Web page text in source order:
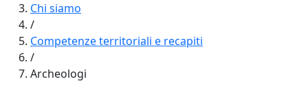
Chi siamo
/
Competenze territoriali e recapiti
/
Archeologi